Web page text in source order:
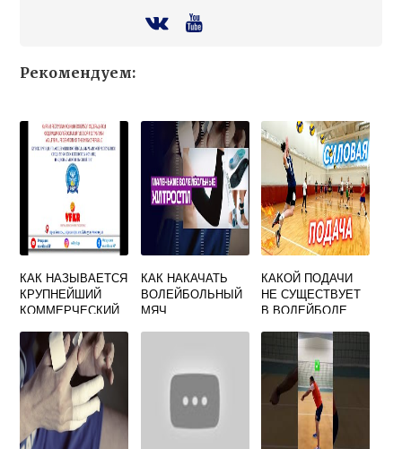
Рекомендуем:
КАК НАЗЫВАЕТСЯ
КРУПНЕЙШИЙ
КОММЕРЧЕСКИЙ
ЖЕНСКИХ
НАЦИОНАЛЬНЫХ
ВОЛЕЙБОЛЬНЫХ
СБОРНЫХ
КАК НАКАЧАТЬ
ВОЛЕЙБОЛЬНЫЙ
МЯЧ
КАКОЙ ПОДАЧИ
НЕ СУЩЕСТВУЕТ
В ВОЛЕЙБОЛЕ